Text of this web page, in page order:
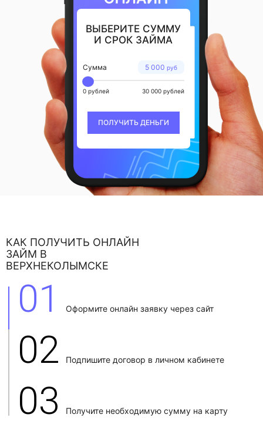
ВЫБЕРИТЕ СУММУ
И СРОК ЗАЙМА
5 000 руб
Сумма
0 рублей 30 000 рублей
ПОЛУЧИТЬ ДЕНЬГИ
КАК ПОЛУЧИТЬ ОНЛАЙН
ЗАЙМ В
ВЕРХНЕКОЛЫМСКЕ
01 Оформите онлайн заявку через сайт
02 Подпишите договор в личном кабинете
03 Получите необходимую сумму на карту